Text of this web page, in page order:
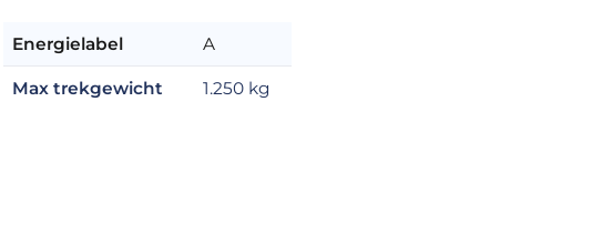
Energielabel A
Max trekgewicht 1.250 kg